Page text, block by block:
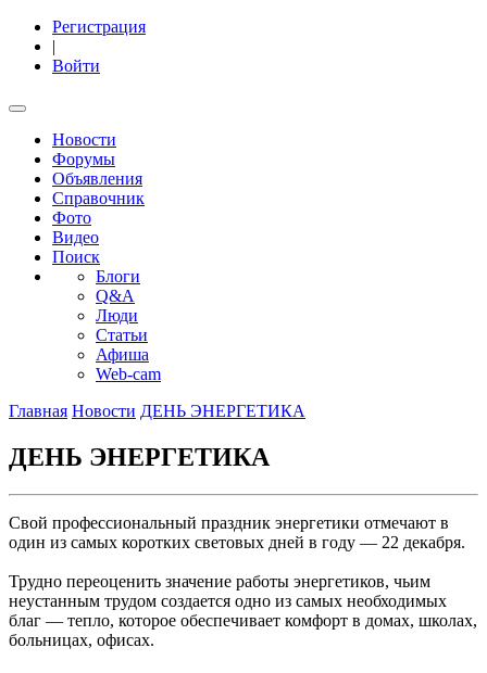
Регистрация
|
Войти
Новости
Форумы
Объявления
Справочник
Фото
Видео
Поиск
Блоги
Q&A
Люди
Статьи
Афиша
Web-cam
Главная Новости ДЕНЬ ЭНЕРГЕТИКА
ДЕНЬ ЭНЕРГЕТИКА
Свой профессиональный праздник энергетики отмечают в
один из самых коротких световых дней в году — 22 декабря.
Трудно переоценить значение работы энергетиков, чьим
неустанным трудом создается одно из самых необходимых
благ — тепло, которое обеспечивает комфорт в домах, школах,
больницах, офисах.